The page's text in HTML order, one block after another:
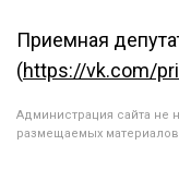
Приемная
(https://vk.com/
Администрация сайта не
размещаемых